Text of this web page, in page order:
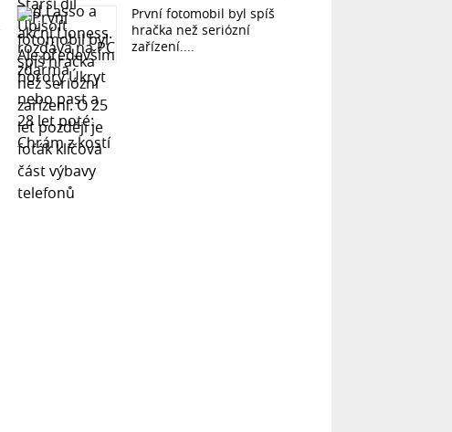
První fotomobil byl spíš
hračka než seriózní
zařízení....